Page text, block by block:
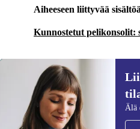
Aiheeseen liittyvää sisältöä
Kunnostetut pelikonsolit:
Älä
Liity
tilaajaksi ja